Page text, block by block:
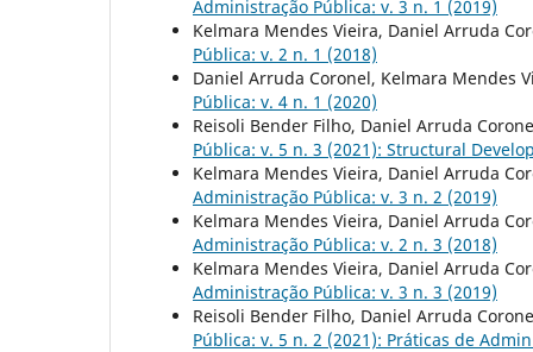
Administração Pública: v. 3 n. 1 (2019)
Kelmara Mendes Vieira, Daniel Arruda
Pública: v. 2 n. 1 (2018)
Daniel Arruda Coronel, Kelmara Mendes
Pública: v. 4 n. 1 (2020)
Reisoli Bender Filho, Daniel Arruda
Pública: v. 5 n. 3 (2021): Structural
Kelmara Mendes Vieira, Daniel Arruda
Administração Pública: v. 3 n. 2 (2019)
Kelmara Mendes Vieira, Daniel Arruda
Administração Pública: v. 2 n. 3 (2018)
Kelmara Mendes Vieira, Daniel Arruda
Administração Pública: v. 3 n. 3 (2019)
Reisoli Bender Filho, Daniel Arruda
Pública: v. 5 n. 2 (2021): Práticas de